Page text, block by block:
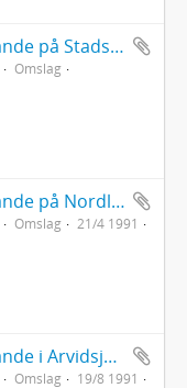
Manuskript till anförande på Stadsteatern, Stockholm på möte för ANC och Nadine Gordimer
Omslag
Manuskript till anförande på Nordlitt i Skellefteå
Omslag
21/4 1991
Manuskript till anförande i Arvidsjaur vid gala för Inlandsbanan
Omslag
19/8 1991